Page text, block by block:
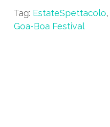
Tag: EstateSpettacolo,
Goa-Boa Festival